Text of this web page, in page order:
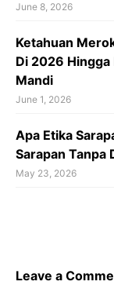
June 8, 2026
Ketahuan
Di 2026
Mandi
June 1, 2026
Apa Etika
Sarapan Tanpa
May 23, 2026
Leave a